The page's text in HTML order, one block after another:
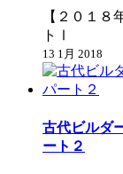
【２０１
トⅠ
13 1月 2018
古代ビルダ
ート２